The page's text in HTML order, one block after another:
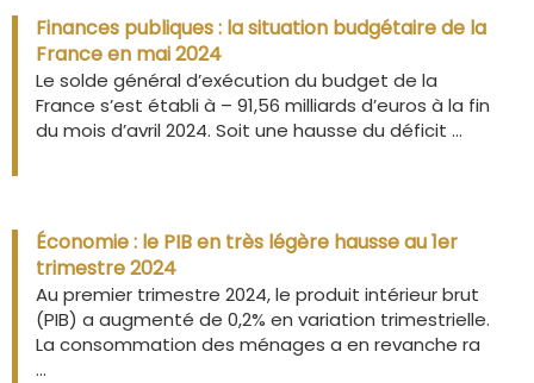
Finances publiques : la situation budgétaire de la
France en mai 2024
Le solde général d’exécution du budget de la
France s’est établi à – 91,56 milliards d’euros à la fin
du mois d’avril 2024. Soit une hausse du déficit ...
Économie : le PIB en très légère hausse au 1er
trimestre 2024
Au premier trimestre 2024, le produit intérieur brut
(PIB) a augmenté de 0,2% en variation trimestrielle.
La consommation des ménages a en revanche ra
...